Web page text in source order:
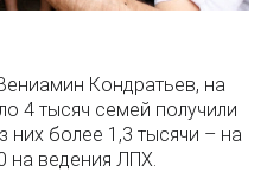
Кондратьев, на
4 тысяч семей получили
них более 1,3 тысячи – на
на ведения ЛПХ.